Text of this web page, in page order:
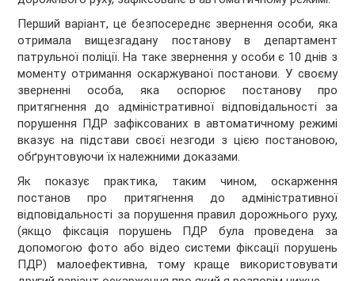
Перший варіант, це безпосереднє звернення особи, яка
отримала вищезгадану постанову в департамент
патрульної поліції. На таке звернення у особи є 10 днів з
моменту отримання оскаржуваної постанови. У своєму
зверненні особа, яка оспорює постанову про
притягнення до адміністративної відповідальності за
порушення ПДР зафіксованих в автоматичному режимі
вказує на підстави своєї незгоди з цією постановою,
обґрунтовуючи їх належними доказами.
Як показує практика, таким чином, оскарження
постанов про притягнення до адміністративної
відповідальності за порушення правил дорожнього руху,
(якщо фіксація порушень ПДР була проведена за
допомогою фото або відео системи фіксації порушень
ПДР) малоефективна, тому краще використовувати